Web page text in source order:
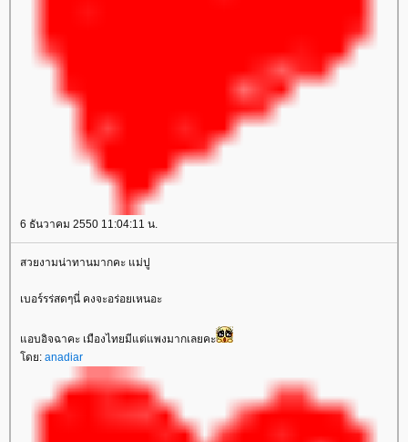
6 ธันวาคม 2550 11:04:11 น.
สวยงามน่าทานมากคะ แม่ปู
เบอร์รร่สดๆนี่ คงจะอร่อยเหนอะ
อบอิจฉาคะ เมืองไทยมีแต่แพงมากเลยคะ
ดย: anadiar